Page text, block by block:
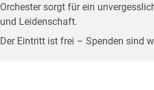
Orchester sorgt für ein
und Leidenschaft.
Der Eintritt ist frei – Spenden sind